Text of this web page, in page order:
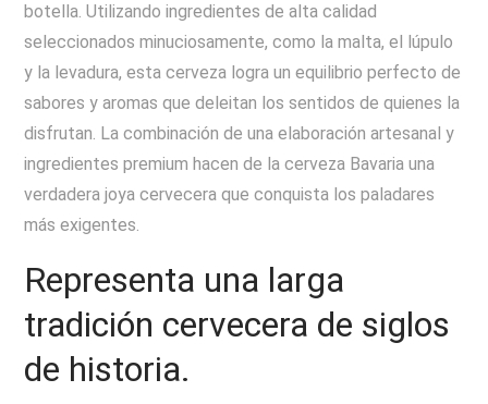
botella. Utilizando ingredientes de alta calidad
seleccionados minuciosamente, como la malta, el lúpulo
y la levadura, esta cerveza logra un equilibrio perfecto de
sabores y aromas que deleitan los sentidos de quienes la
disfrutan. La combinación de una elaboración artesanal y
ingredientes premium hacen de la cerveza Bavaria una
verdadera joya cervecera que conquista los paladares
más exigentes.
Representa una larga
tradición cervecera de siglos
de historia.